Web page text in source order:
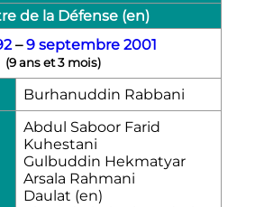
de la Défense (en)
–9 septembre 2001
(9 ans et 3 mois)
Burhanuddin Rabbani
Abdul Saboor Farid
Kuhestani
Gulbuddin Hekmatyar
Arsala Rahmani
Daulat (en)